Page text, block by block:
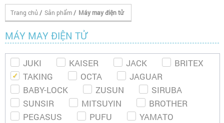
Trang chủ / Sản phẩm / Máy may điện tử
MÁY MAY ĐIỆN TỬ
JUKI KAISER JACK
BRITEX
TAKING
OCTA
JAGUAR
BABY-LOCK
ZUSUN
SIRUBA
SUNSIR
MITSUYIN
BROTHER
PEGASUS
PUFU
YAMATO